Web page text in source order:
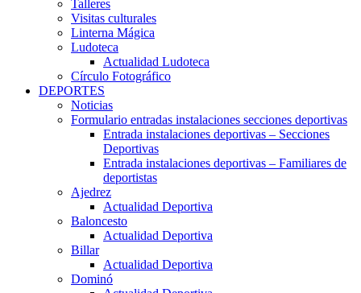
Talleres
Visitas culturales
Linterna Mágica
Ludoteca
Actualidad Ludoteca
Círculo Fotográfico
DEPORTES
Noticias
Formulario entradas instalaciones secciones deportivas
Entrada instalaciones deportivas – Secciones
Deportivas
Entrada instalaciones deportivas – Familiares de
deportistas
Ajedrez
Actualidad Deportiva
Baloncesto
Actualidad Deportiva
Billar
Actualidad Deportiva
Dominó